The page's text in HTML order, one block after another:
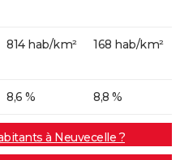
814 hab/km² 168 hab/km²
8,6 % 8,8 %
à Neuvecelle ?